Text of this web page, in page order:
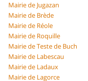
Mairie de Jugazan
Mairie de Brède
Mairie de Réole
Mairie de Roquille
Mairie de Teste de Buch
Mairie de Labescau
Mairie de Ladaux
Mairie de Lagorce